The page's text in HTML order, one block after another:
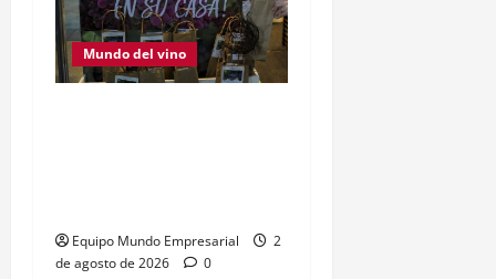
Mundo del vino
Equipo Mundo Empresarial
2
de agosto de 2026
0